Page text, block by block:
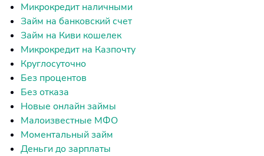
Микрокредит наличными
Займ на банковский счет
Займ на Киви кошелек
Микрокредит на Казпочту
Круглосуточно
Без процентов
Без отказа
Новые онлайн займы
Малоизвестные МФО
Моментальный займ
Деньги до зарплаты